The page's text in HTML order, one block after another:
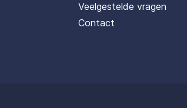
Veelgestelde vragen
Contact